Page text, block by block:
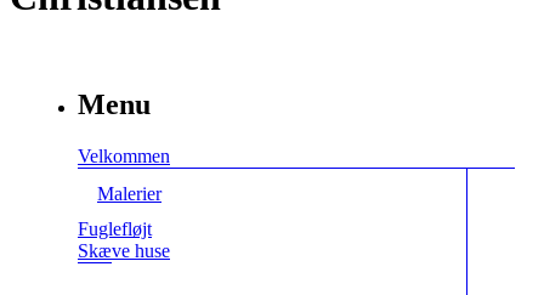
Menu
Velkommen
Malerier
Fuglefløjt
Skæve huse